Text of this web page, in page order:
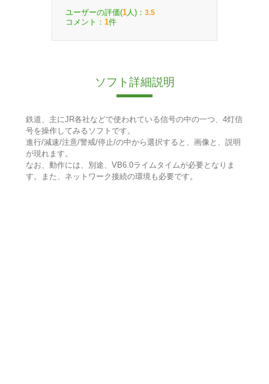
ユーザーの評価(1 人)： 3.5
コメント： 1件
ソフト詳細説明
鉄道、主にJR各社などで使われている信号の中の一つ、4灯信
号を操作してみるソフトです。
進行/減速/注意/警戒/停止/の中から選択すると、画像と、説明
が現れます。
なお、動作には、別途、VB6.0ライムタイムが必要となりま
す。また、ネットワーク接続の環境も必要です。